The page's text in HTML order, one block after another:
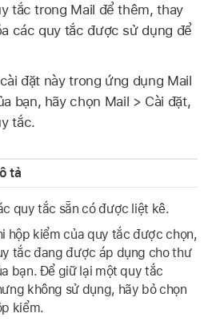
tắc trong Mail để thêm, thay
các quy tắc được sử dụng để
đặt này trong ứng dụng Mail
bạn, hãy chọn Mail > Cài đặt,
tắc.
tả
quy tắc sẵn có được liệt kê.
hộp kiểm của quy tắc được chọn,
tắc đang được áp dụng cho thư
bạn. Để giữ lại một quy tắc
không sử dụng, hãy bỏ chọn
kiểm.